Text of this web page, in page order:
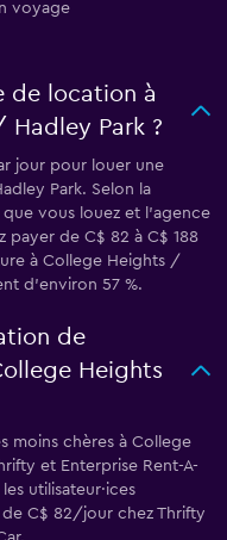
voyage
de location à
Park ?
jour pour louer une
Park. Selon la
vous louez et l'agence
payer de C$ 82 à C$ 188
à College Heights /
d'environ 57 %.
de
Heights
moins chères à College
et Enterprise Rent-A-
utilisateur·ices
C$ 82/jour chez Thrifty